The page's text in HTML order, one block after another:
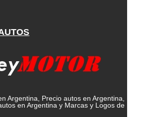
Argentina, Precio autos en Argentina,
en Argentina y Marcas y Logos de